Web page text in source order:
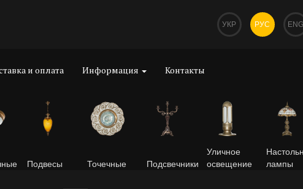
УКР РУС ENG
и оплата Информация Контакты
Подвесы Точечные Подсвечники
Уличное
освещение
лампы